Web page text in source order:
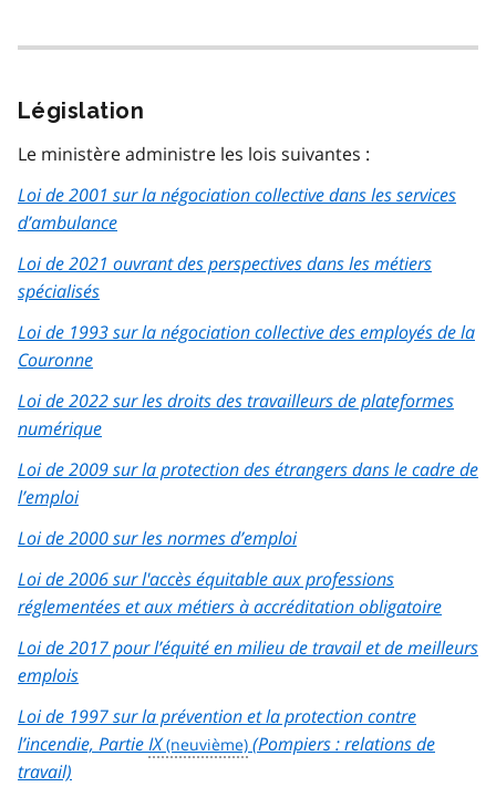
Législation
Le ministère administre les lois suivantes :
Loi de 2001 sur la négociation collective dans les services
d’ambulance
Loi de 2021 ouvrant des perspectives dans les métiers
spécialisés
Loi de 1993 sur la négociation collective des employés de la
Couronne
Loi de 2022 sur les droits des travailleurs de plateformes
numérique
Loi de 2009 sur la protection des étrangers dans le cadre de
l’emploi
Loi de 2000 sur les normes d’emploi
Loi de 2006 sur l'accès équitable aux professions
réglementées et aux métiers à accréditation obligatoire
Loi de 2017 pour l’équité en milieu de travail et de meilleurs
emplois
Loi de 1997 sur la prévention et la protection contre
l’incendie, PartieIX
(Pompiers : relations de
travail)